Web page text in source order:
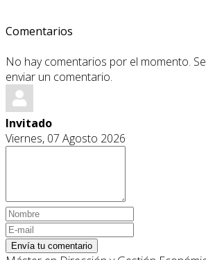
Comentarios
No hay comentarios por el momento.
enviar un comentario.
Invitado
Viernes, 07 Agosto 2026
Envía tu comentario